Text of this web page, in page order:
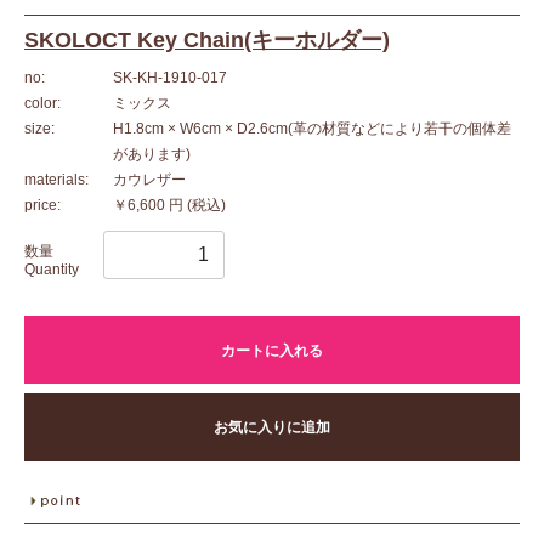
SKOLOCT Key Chain(キーホルダー)
no:
SK-KH-1910-017
color:
ミックス
size:
H1.8cm × W6cm × D2.6cm(革の材質などにより若干の個体差
があります)
materials:
カウレザー
price:
￥6,600 円 (税込)
数量
Quantity
カートに入れる
お気に入りに追加